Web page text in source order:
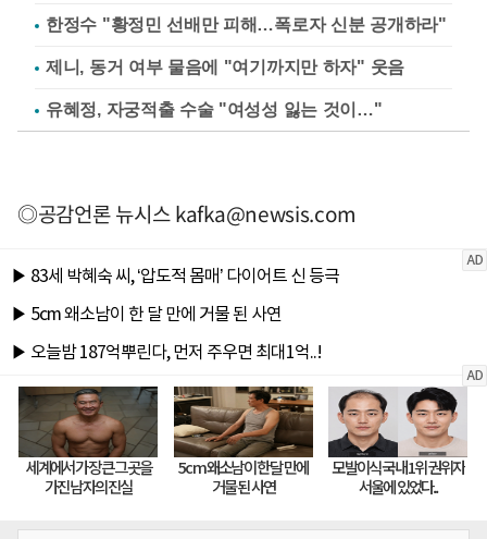
한정수 "황정민 선배만 피해…폭로자 신분 공개하라"
제니, 동거 여부 물음에 "여기까지만 하자" 웃음
유혜정, 자궁적출 수술 "여성성 잃는 것이…"
◎공감언론 뉴시스kafka@newsis.com